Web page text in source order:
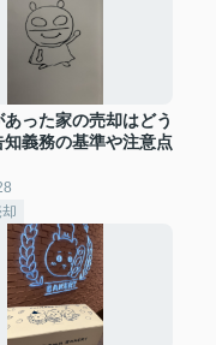
った家の売却はどう
知義務の基準や注意点